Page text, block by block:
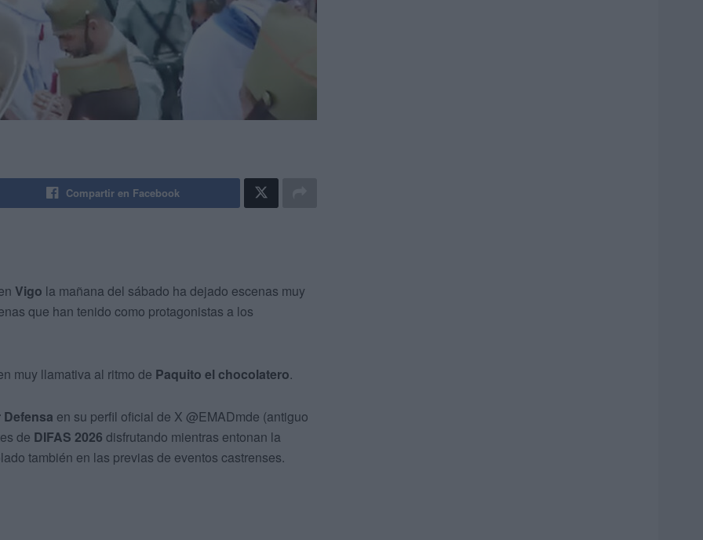
Compartir en Facebook
Vigo la mañana del sábado ha dejado escenas muy
que han tenido como protagonistas a los
muy llamativa al ritmo de Paquito el chocolatero.
en su perfil oficial de X @EMADmde (antiguo
de DIFAS 2026 disfrutando mientras entonan la
también en las previas de eventos castrenses.